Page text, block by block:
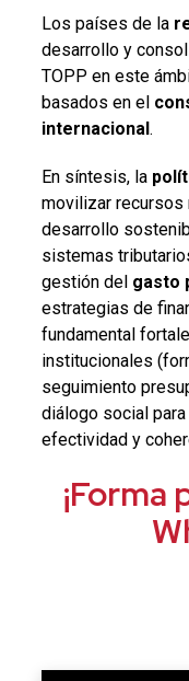
Los países de la
desarrollo y
TOPP en este
basados en el
internacional.
En síntesis, la
movilizar recursos
desarrollo
sistemas
gestión del gasto
estrategias de
fundamental
institucionales
seguimiento
diálogo social
efectividad y
¡Forma